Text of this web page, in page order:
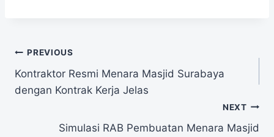
PREVIOUS
Kontraktor Resmi Menara Masjid Surabaya
dengan Kontrak Kerja Jelas
NEXT
Simulasi RAB Pembuatan Menara Masjid